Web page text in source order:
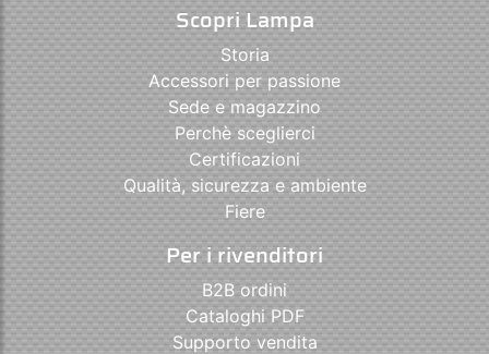
Scopri Lampa
Storia
Accessori per passione
Sede e magazzino
Perchè sceglierci
Certificazioni
Qualità, sicurezza e ambiente
Fiere
Per i rivenditori
B2B ordini
Cataloghi PDF
Supporto vendita